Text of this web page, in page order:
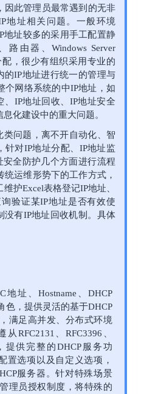
因此管理员最常遇到的无非
地址相关问题。一般环境
地址较多的采用手工配置静
由器、Windows Server
，很少有组织采用专业的
的IP地址进行统一的管理与
个网络系统的中IP地址，如
、IP地址回收、IP地址安全
化建设中的重大问题。
类问题，离不开自动化、智
针对IP地址分配、IP地址监
安全防护几个方面进行流程
运维形势下的工作方式，
护Excel表格登记IP地址、
验证某IP地址是否有效使
没有IP地址回收机制。具体
址、Hostname、DHCP
色，提供灵活的基于DHCP
满足高并发、分布式环境
RFC2131、RFC3396、
提供完整的DHCP服务功
置选项以及自定义选项，
服务器。针对特殊场景
理员授权制度，将特殊的